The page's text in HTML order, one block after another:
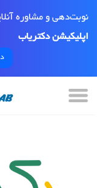
نوبت‌دهی و مشاوره
اپلیکیشن دکتریاب